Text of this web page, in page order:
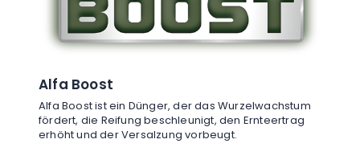
Alfa Boost
Alfa Boost ist ein Dünger, der das Wurzelwachstum
fördert, die Reifung beschleunigt, den Ernteertrag
erhöht und der Versalzung vorbeugt.